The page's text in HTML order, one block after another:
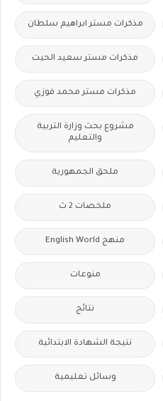
مذكرات مستر ابراهيم سلطان
مذكرات مستر سعيد الحيت
مذكرات مستر محمد فوزي
مشروع بحث وزارة التربية
والتعليم
ملحق الجمهورية
ملخصات 2 ث
منهج English World
منوعات
نتائج
نتيجة الشهادة الابتدائية
وسائل تعليمية